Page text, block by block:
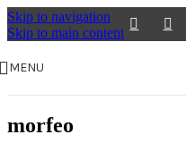
Skip to navigation
Skip to main content
MENU
morfeo